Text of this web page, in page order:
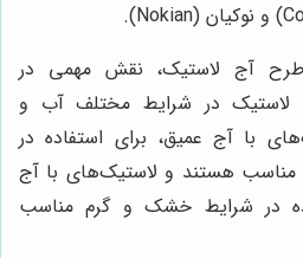
طرح آج لاستیک، نقش مهمی در
لاستیک در شرایط مختلف آب و
با آج عمیق، برای استفاده در
مناسب هستند و لاستیک‌های با آج
در شرایط خشک و گرم مناسب